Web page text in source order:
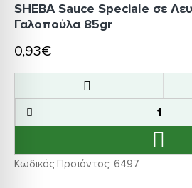
Κωδικός Προϊόντος: 6497
SHEBA Sauce Speciale σε
Γαλοπούλα 85gr
0,93€